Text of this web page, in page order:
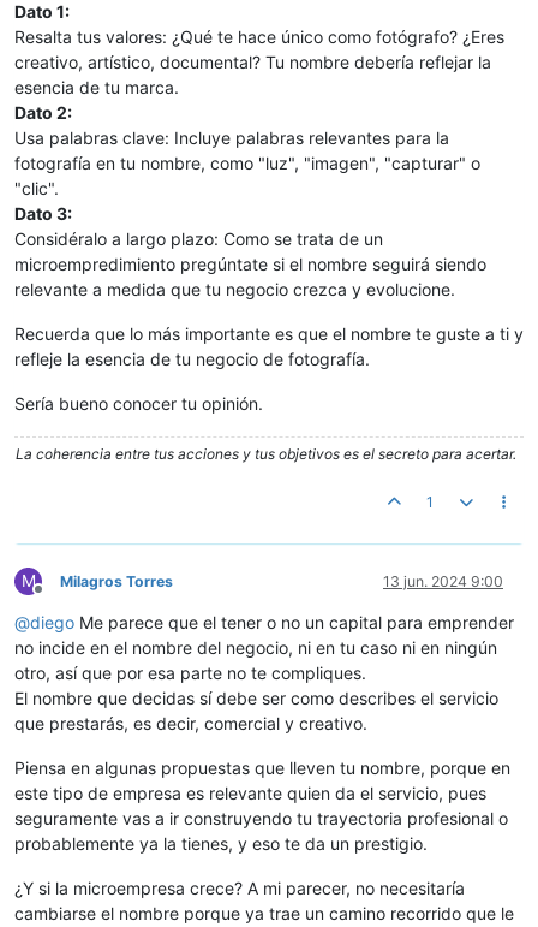
Dato 1:
Resalta tus valores: ¿Qué te hace único como fotógrafo? ¿Eres
creativo, artístico, documental? Tu nombre debería reflejar la
esencia de tu marca.
Dato 2:
Usa palabras clave: Incluye palabras relevantes para la
fotografía en tu nombre, como "luz", "imagen", "capturar" o
"clic".
Dato 3:
Considéralo a largo plazo: Como se trata de un
microempredimiento pregúntate si el nombre seguirá siendo
relevante a medida que tu negocio crezca y evolucione.
Recuerda que lo más importante es que el nombre te guste a ti y
refleje la esencia de tu negocio de fotografía.
Sería bueno conocer tu opinión.
La coherencia entre tus acciones y tus objetivos es el secreto para acertar.
1
M
Desconectado
Milagros Torres 13 jun. 2024 9:00
@diego Me parece que el tener o no un capital para emprender
no incide en el nombre del negocio, ni en tu caso ni en ningún
otro, así que por esa parte no te compliques.
El nombre que decidas sí debe ser como describes el servicio
que prestarás, es decir, comercial y creativo.
Piensa en algunas propuestas que lleven tu nombre, porque en
este tipo de empresa es relevante quien da el servicio, pues
seguramente vas a ir construyendo tu trayectoria profesional o
probablemente ya la tienes, y eso te da un prestigio.
¿Y si la microempresa crece? A mi parecer, no necesitaría
cambiarse el nombre porque ya trae un camino recorrido que le